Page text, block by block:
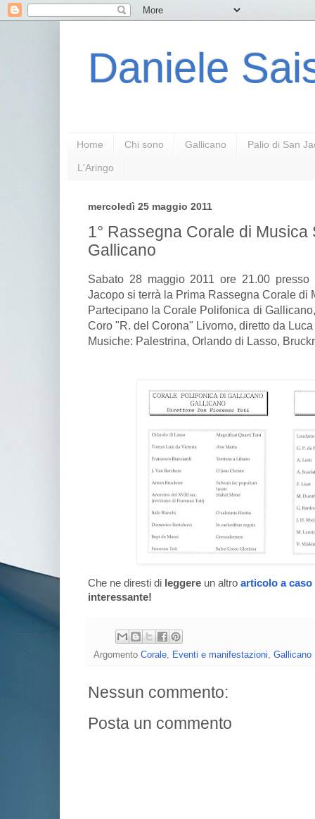
Daniele
Home Chi sono Gallicano Palio di San
L'Aringo
mercoledì 25 maggio 2011
1° Rassegna Corale di
Gallicano
Sabato 28 maggio 2011 ore 21.00
Jacopo si terrà la Prima Rassegna Corale di
Partecipano la Corale Polifonica di
Coro "R. del Corona" Livorno, diretto da
Musiche: Palestrina, Orlando di Lasso,
Che ne diresti di leggere un altro articolo a caso
interessante!
Argomento Corale Eventi e manifestazioni Gallicano
Nessun commento:
Posta un commento